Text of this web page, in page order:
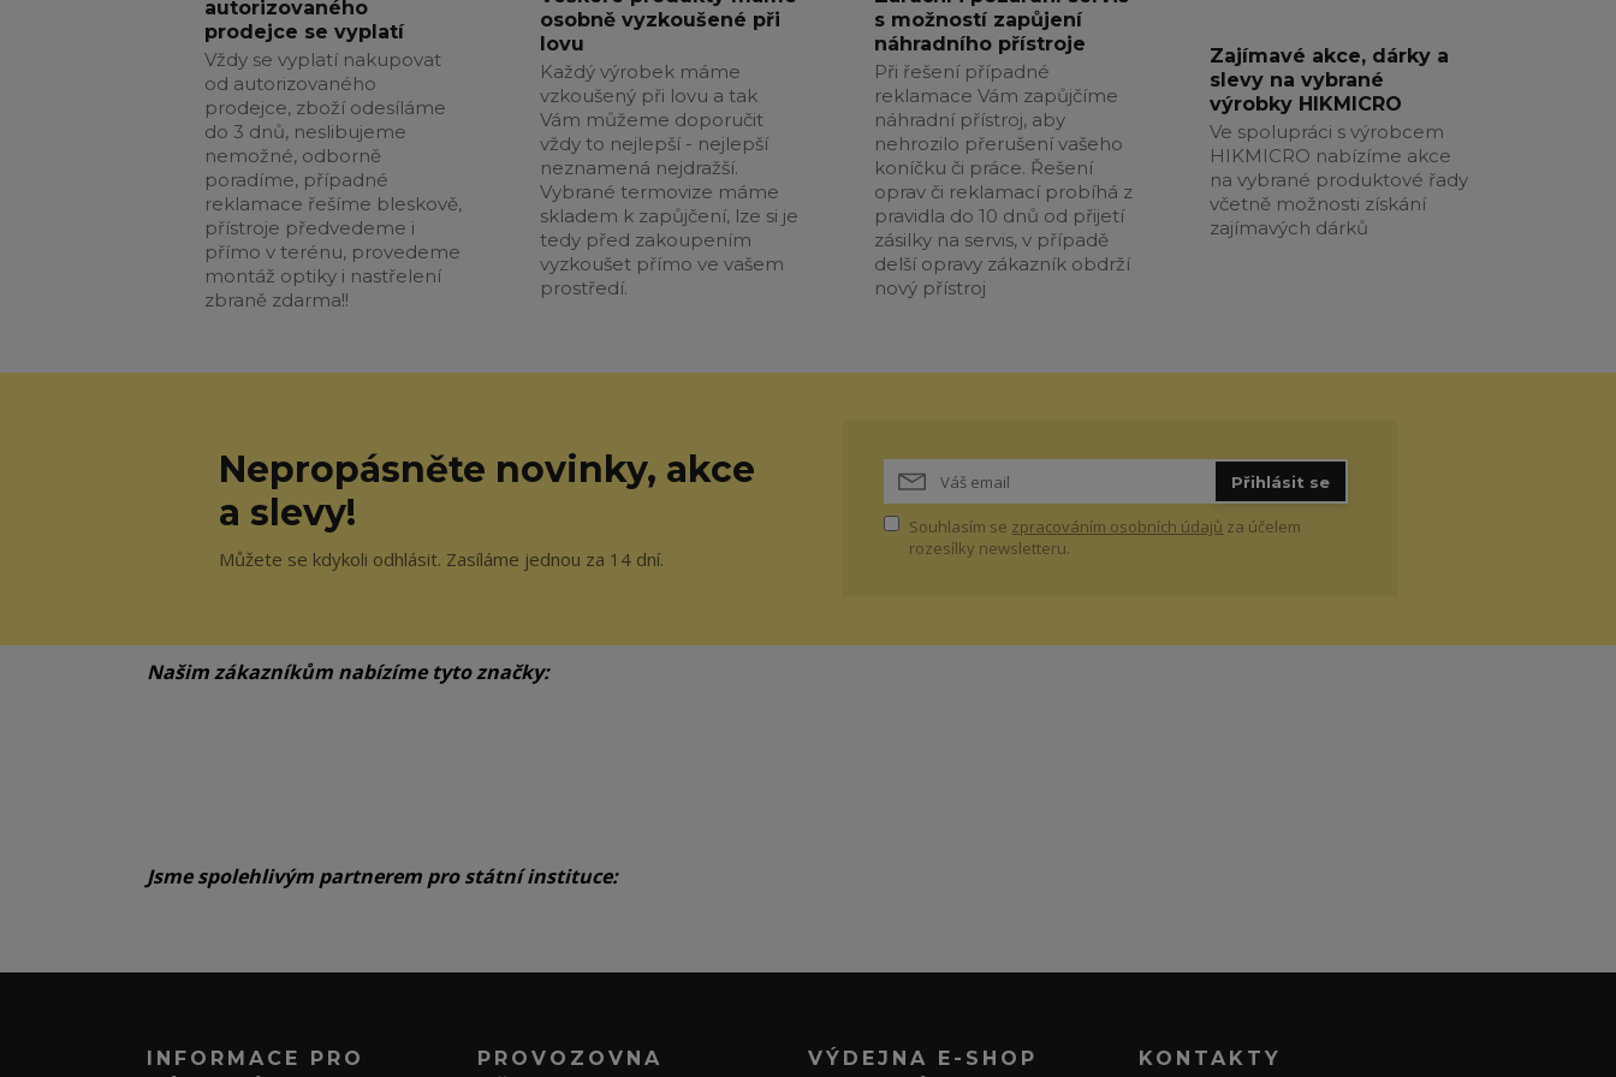
autorizovaného
prodejce se vyplatí
Vždy se vyplatí nakupovat
od autorizovaného
prodejce, zboží odesíláme
do 3 dnů, neslibujeme
nemožné, odborně
poradíme, případné
reklamace řešíme bleskově,
přístroje předvedeme i
přímo v terénu, provedeme
montáž optiky i nastřelení
zbraně zdarma!!
osobně vyzkoušené při
lovu
Každý výrobek máme
vzkoušený při lovu a tak
Vám můžeme doporučit
vždy to nejlepší - nejlepší
neznamená nejdražší.
Vybrané termovize máme
skladem k zapůjčení, lze si je
tedy před zakoupením
vyzkoušet přímo ve vašem
prostředí.
s možností zapůjení
náhradního přístroje
Při řešení případné
reklamace Vám zapůjčíme
náhradní přístroj, aby
nehrozilo přerušení vašeho
koníčku či práce. Řešení
oprav či reklamací probíhá z
pravidla do 10 dnů od přijetí
zásilky na servis, v případě
delší opravy zákazník obdrží
nový přístroj
Zajímavé akce, dárky a
slevy na vybrané
výrobky HIKMICRO
Ve spolupráci s výrobcem
HIKMICRO nabízíme akce
na vybrané produktové řady
včetně možnosti získání
zajímavých dárků
Nepropásněte novinky, akce
a slevy!
Můžete se kdykoli odhlásit. Zasíláme jednou za 14 dní.
Přihlásit se
Souhlasím se zpracováním osobních údajů za účelem
rozesílky newsletteru.
Našim zákazníkům nabízíme tyto značky:
Jsme spolehlivým partnerem pro státní instituce:
INFORMACE PRO
PROVOZOVNA
VÝDEJNA E-SHOP
KONTAKTY